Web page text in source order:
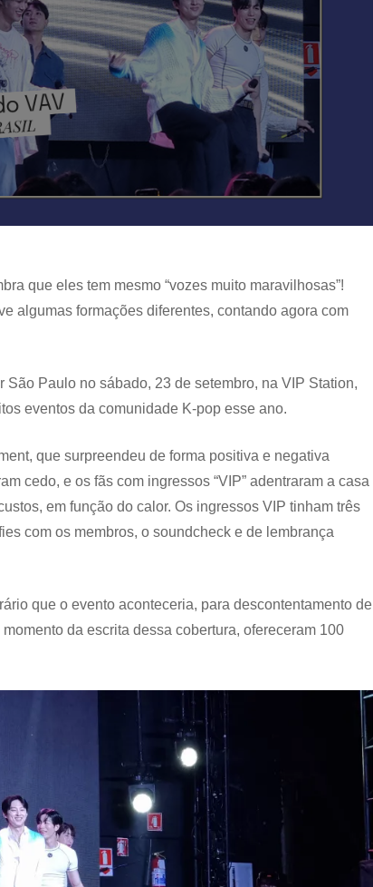
que eles tem mesmo “vozes muito maravilhosas”!
algumas formações diferentes, contando agora com
São Paulo no sábado, 23 de setembro, na VIP Station,
eventos da comunidade K-pop esse ano.
que surpreendeu de forma positiva e negativa
cedo, e os fãs com ingressos “VIP” adentraram a casa
em função do calor. Os ingressos VIP tinham três
com os membros, o soundcheck e de lembrança
que o evento aconteceria, para descontentamento de
da escrita dessa cobertura, ofereceram 100